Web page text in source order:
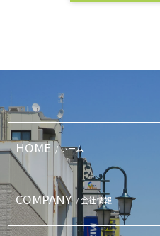
HOME / ホーム
COMPANY / 会社情報